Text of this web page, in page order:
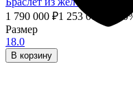
1 790 000 ₽1 253 000
-
Размер
18.0
В корзину